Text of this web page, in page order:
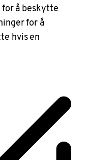
å beskytte
for å
hvis en